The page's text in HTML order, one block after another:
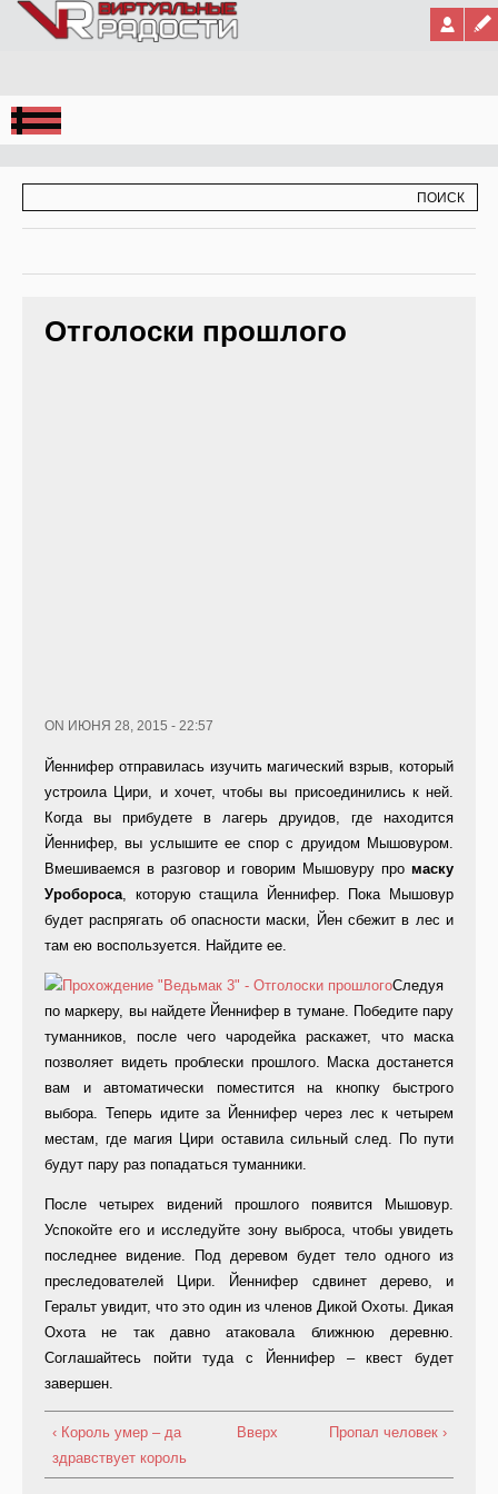
Jump to Navigation
Отголоски прошлого
ON ИЮНЯ 28, 2015 - 22:57
Йеннифер отправилась изучить магический взрыв, который
устроила Цири, и хочет, чтобы вы присоединились к ней.
Когда вы прибудете в лагерь друидов, где находится
Йеннифер, вы услышите ее спор с друидом Мышовуром.
Вмешиваемся в разговор и говорим Мышовуру про маску
Уробороса, которую стащила Йеннифер. Пока Мышовур
будет распрягать об опасности маски, Йен сбежит в лес и
там ею воспользуется. Найдите ее.
Следуя
по маркеру, вы найдете Йеннифер в тумане. Победите пару
туманников, после чего чародейка раскажет, что маска
позволяет видеть проблески прошлого. Маска достанется
вам и автоматически поместится на кнопку быстрого
выбора. Теперь идите за Йеннифер через лес к четырем
местам, где магия Цири оставила сильный след. По пути
будут пару раз попадаться туманники.
После четырех видений прошлого появится Мышовур.
Успокойте его и исследуйте зону выброса, чтобы увидеть
последнее видение. Под деревом будет тело одного из
преследователей Цири. Йеннифер сдвинет дерево, и
Геральт увидит, что это один из членов Дикой Охоты. Дикая
Охота не так давно атаковала ближнюю деревню.
Соглашайтесь пойти туда с Йеннифер – квест будет
завершен.
‹ Король умер – да
здравствует король
Вверх Пропал человек ›